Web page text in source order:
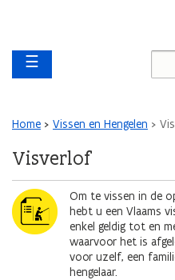
Main navigation
☰
Kruimelpad
Home Vissen en Hengelen
Visverlof
AfbeeldingOm te vissen in de
hebt u een Vlaams
enkel geldig tot en
waarvoor het is
voor uzelf, een
hengelaar.